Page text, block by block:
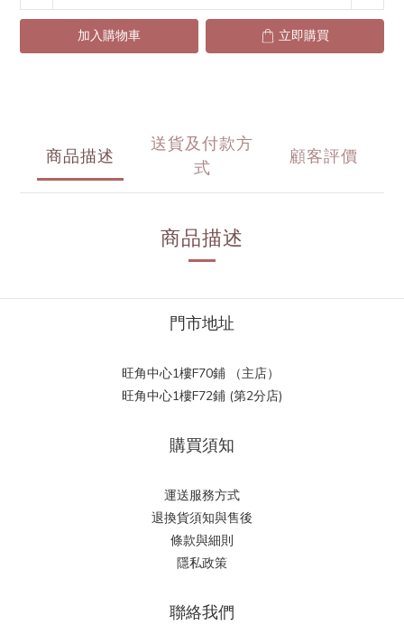
加入購物車 立即購買
商品描述
送貨及付款方
式
顧客評價
商品描述
門市地址
旺角中心1樓F70鋪 （主店）
旺角中心1樓F72鋪 (第2分店)
購買須知
運送服務方式
退換貨須知與售後
條款與細則
隱私政策
聯絡我們